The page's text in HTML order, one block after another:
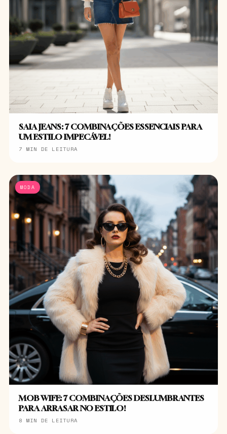
SAIA JEANS: 7 COMBINAÇÕES ESSENCIAIS PARA
UM ESTILO IMPECÁVEL!
7 MIN DE LEITURA
MODA
MOB WIFE: 7 COMBINAÇÕES DESLUMBRANTES
PARA ARRASAR NO ESTILO!
8 MIN DE LEITURA